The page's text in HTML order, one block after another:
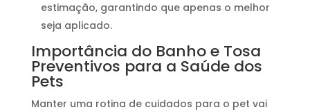
estimação, garantindo que apenas o melhor
seja aplicado.
Importância do Banho e Tosa
Preventivos para a Saúde dos
Pets
Manter uma rotina de cuidados para o pet vai